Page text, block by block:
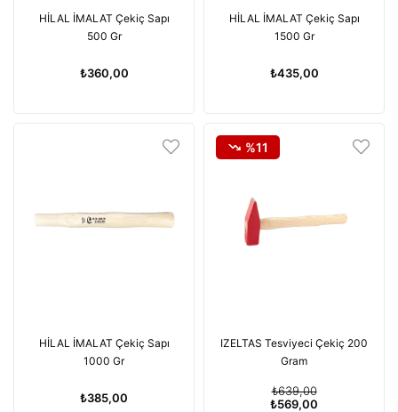
HİLAL İMALAT Çekiç Sapı
500 Gr
₺360,00
HİLAL İMALAT Çekiç Sapı
1500 Gr
₺435,00
HİLAL İMALAT Çekiç Sapı
1000 Gr
₺385,00
IZELTAS Tesviyeci Çekiç 200
Gram
₺569,00
₺639,00
%11